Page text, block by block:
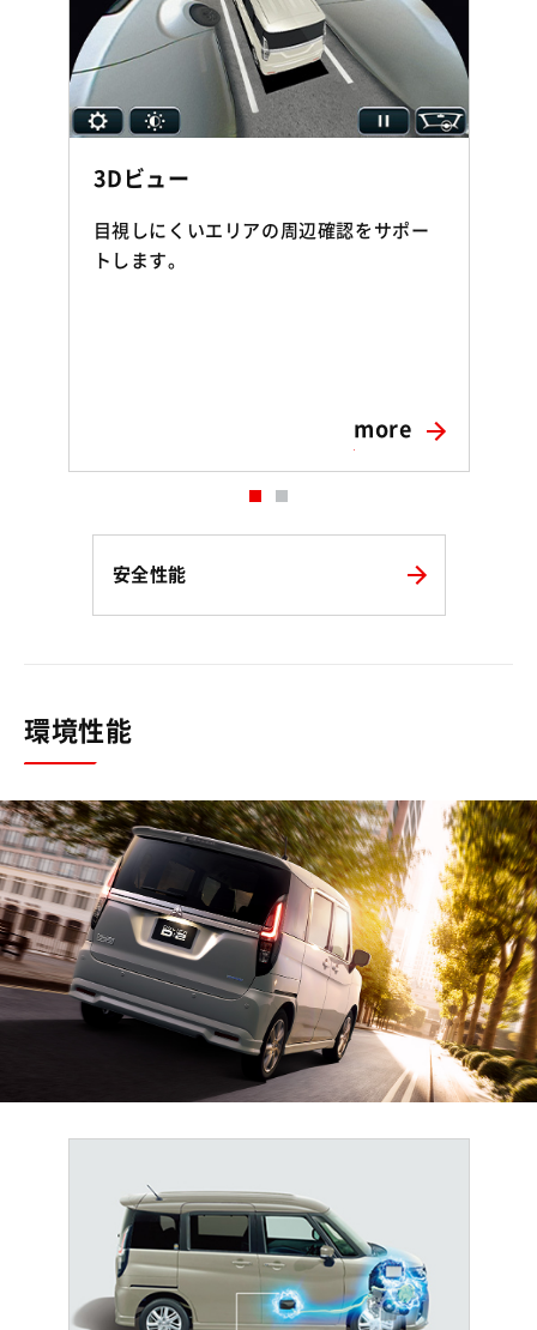
3Dビュー
目視しにくいエリアの周辺確認をサポー
トします。
more
安全性能
環境性能